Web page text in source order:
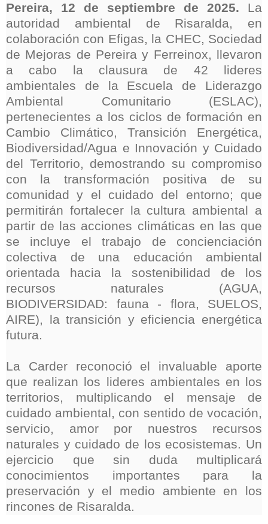
Pereira, 12 de septiembre de 2025. La
autoridad ambiental de Risaralda, en
colaboración con Efigas, la CHEC, Sociedad
de Mejoras de Pereira y Ferreinox, llevaron
a cabo la clausura de 42 lideres
ambientales de la Escuela de Liderazgo
Ambiental Comunitario (ESLAC),
pertenecientes a los ciclos de formación en
Cambio Climático, Transición Energética,
Biodiversidad/Agua e Innovación y Cuidado
del Territorio, demostrando su compromiso
con la transformación positiva de su
comunidad y el cuidado del entorno; que
permitirán fortalecer la cultura ambiental a
partir de las acciones climáticas en las que
se incluye el trabajo de concienciación
colectiva de una educación ambiental
orientada hacia la sostenibilidad de los
recursos naturales (AGUA,
BIODIVERSIDAD: fauna - flora, SUELOS,
AIRE), la transición y eficiencia energética
futura.
La Carder reconoció el invaluable aporte
que realizan los lideres ambientales en los
territorios, multiplicando el mensaje de
cuidado ambiental, con sentido de vocación,
servicio, amor por nuestros recursos
naturales y cuidado de los ecosistemas. Un
ejercicio que sin duda multiplicará
conocimientos importantes para la
preservación y el medio ambiente en los
rincones de Risaralda.